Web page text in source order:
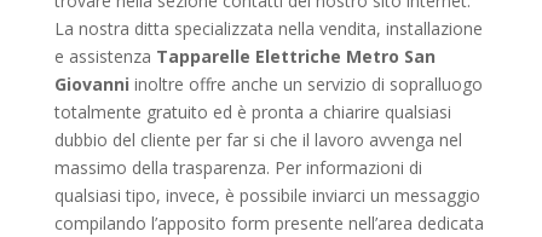
La nostra ditta specializzata nella vendita, installazione
e assistenza Tapparelle Elettriche Metro San
Giovanni inoltre offre anche un servizio di sopralluogo
totalmente gratuito ed è pronta a chiarire qualsiasi
dubbio del cliente per far si che il lavoro avvenga nel
massimo della trasparenza. Per informazioni di
qualsiasi tipo, invece, è possibile inviarci un messaggio
compilando l’apposito form presente nell’area dedicata